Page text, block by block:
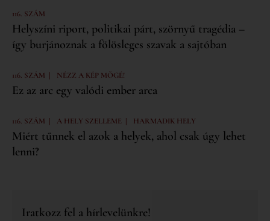
116. SZÁM
Helyszíni riport, politikai párt, szörnyű tragédia –
így burjánoznak a fölösleges szavak a sajtóban
116. SZÁM | NÉZZ A KÉP MÖGÉ!
Ez az arc egy valódi ember arca
116. SZÁM | A HELY SZELLEME | HARMADIK HELY
Miért tűnnek el azok a helyek, ahol csak úgy lehet
lenni?
Iratkozz fel a hírlevelünkre!